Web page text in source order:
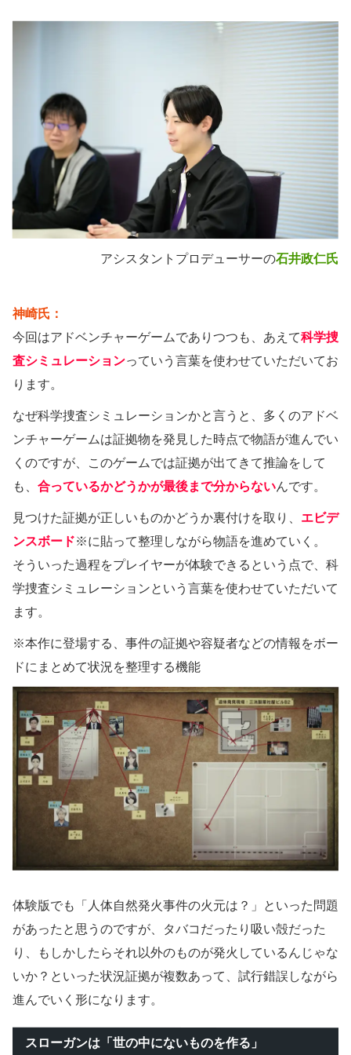
アシスタントプロデューサーの石井政仁氏
神崎氏：
今回はアドベンチャーゲームでありつつも、あえて科学捜
査シミュレーションっていう言葉を使わせていただいてお
ります。
なぜ科学捜査シミュレーションかと言うと、多くのアドベ
ンチャーゲームは証拠物を発見した時点で物語が進んでい
くのですが、このゲームでは証拠が出てきて推論をして
も、 合っているかどうかが最後まで分からないんです。
見つけた証拠が正しいものかどうか裏付けを取り、 エビデ
ンスボード※に貼って整理しながら物語を進めていく。
そういった過程をプレイヤーが体験できるという点で、科
学捜査シミュレーションという言葉を使わせていただいて
ます。
※本作に登場する、事件の証拠や容疑者などの情報をボー
ドにまとめて状況を整理する機能
体験版でも「人体自然発火事件の火元は？」といった問題
があったと思うのですが、タバコだったり吸い殻だった
り、もしかしたらそれ以外のものが発火しているんじゃな
いか？といった状況証拠が複数あって、試行錯誤しながら
進んでいく形になります。
スローガンは「世の中にないものを作る」